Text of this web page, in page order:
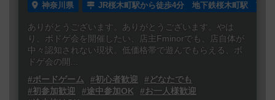
神奈川県 JR桜木町駅から徒歩4分 地下鉄桜木町駅 南1
ありがとうございます。ありがとうございます。やは
り、ボドゲ会を開催したい、店主Fminorでも、店自体が
中々認知されない現状。低価格帯で遊んでもらえる、ボ
ドゲ会の開...
#ボードゲーム
#初心者歓迎
#どなたでも
#初参加歓迎
#途中参加OK
#お一人様歓迎